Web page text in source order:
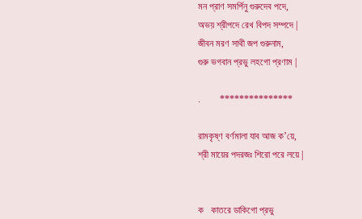
মন প্রাণ সমর্পিনু গুরুদেব পদে,
অভয় শ্রীপদে রেখ বিপদ সম্পদে |
জীবন মরণ সাথী জপ গুরুনাম,
গুরু ভগবান প্রভু লহগো প্রণাম |
. ***************
রামকৃষ্ণ বর্ণমালা যাব আজ ক’য়ে,
শ্রী মায়ের পদরজঃ শিরো পরে লয়ে |
ক কাতরে ডাকিগো প্রভু